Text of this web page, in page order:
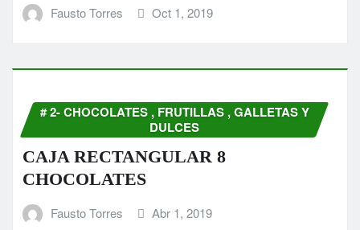
Fausto Torres Oct 1, 2019
# 2- CHOCOLATES , FRUTILLAS , GALLETAS Y
DULCES
CAJA RECTANGULAR 8
CHOCOLATES
Fausto Torres Abr 1, 2019